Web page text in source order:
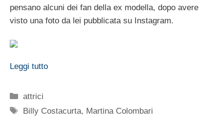
pensano alcuni dei fan della ex modella, dopo avere
visto una foto da lei pubblicata su Instagram.
Leggi tutto
Categorie
attrici
Tag
Billy Costacurta, Martina Colombari